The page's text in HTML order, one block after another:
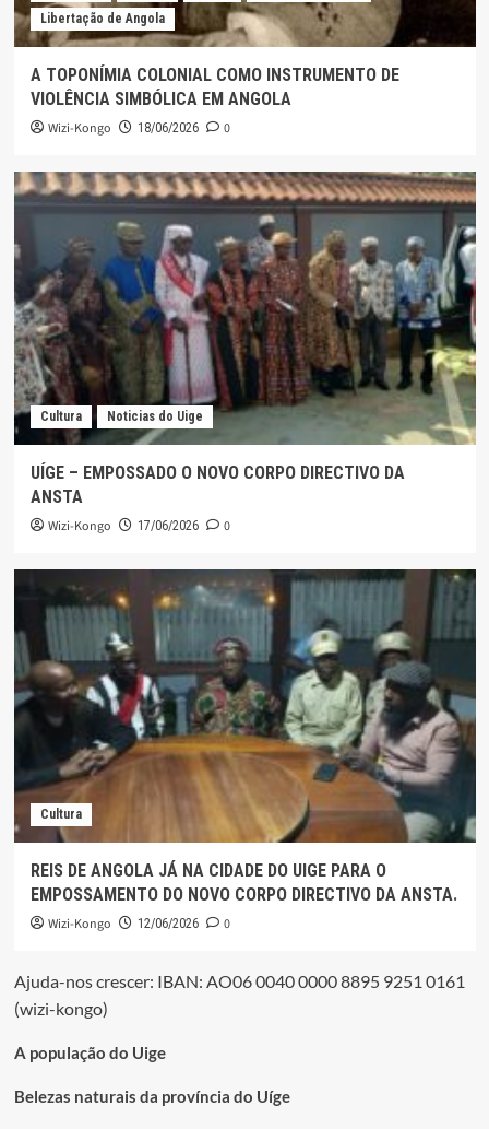
Libertação de Angola
A TOPONÍMIA COLONIAL COMO INSTRUMENTO DE
VIOLÊNCIA SIMBÓLICA EM ANGOLA
Wizi-Kongo 18/06/2026 0
Cultura Noticias do Uige
UÍGE – EMPOSSADO O NOVO CORPO DIRECTIVO DA
ANSTA
Wizi-Kongo 17/06/2026 0
Cultura
REIS DE ANGOLA JÁ NA CIDADE DO UIGE PARA O
EMPOSSAMENTO DO NOVO CORPO DIRECTIVO DA ANSTA.
Wizi-Kongo 12/06/2026 0
Ajuda-nos crescer: IBAN: AO06 0040 0000 8895 9251 0161
(wizi-kongo)
A população do Uige
Belezas naturais da província do Uíge